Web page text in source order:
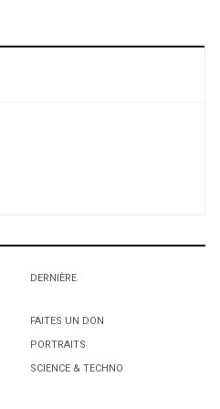
Court.
Court.
DERNIÈRE
FAITES UN DON
PORTRAITS
SCIENCE & TECHNO